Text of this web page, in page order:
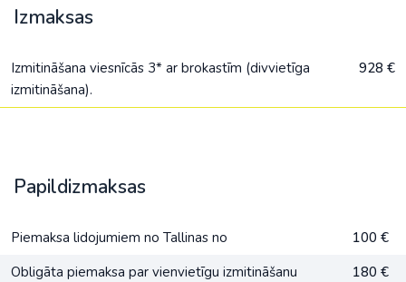
Izmaksas
Izmitināšana viesnīcās 3* ar brokastīm (divvietīga
izmitināšana).
928 €
Papildizmaksas
Piemaksa lidojumiem no Tallinas no
100 €
Obligāta piemaksa par vienvietīgu izmitināšanu
180 €